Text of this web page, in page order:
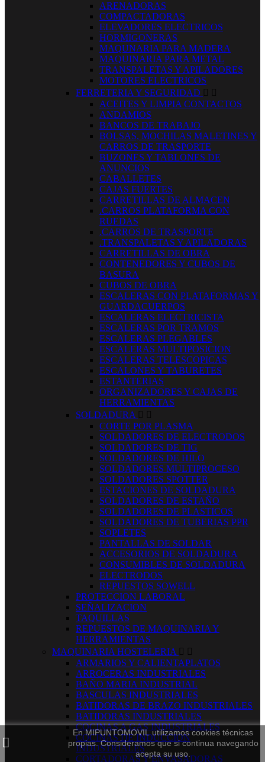
En MIPUNTOMOVIL utilizamos cookies técnicas
propias. Consideramos que si continua navegando
acepta su uso.
ARENADORAS
COMPACTADORAS
ELEVADORES ELECTRICOS
HORMIGONERAS
MAQUNARIA PARA MADERA
MAQUINARIA PARA METAL
TRANSPALETAS Y APILADORES
MOTORES ELECTRICOS
FERRETERIA Y SEGURIDAD  
ACEITES Y LIMPIA CONTACTOS
ANDAMIOS
BANCOS DE TRABAJO
BOLSAS, MOCHILAS MALETINES Y
CARROS DE TRASPORTE
BUZONES Y TABLONES DE
ANUNCIOS
CABALLETES
CAJAS FUERTES
CARRETILLAS DE ALMACEN
.CARROS PLATAFORMA CON
RUEDAS
.CARROS DE TRASPORTE
.TRANSPALETAS Y APILADORAS
CARRETILLAS DE OBRA
CONTENEDORES Y CUBOS DE
BASURA
CUBOS DE OBRA
ESCALERAS CON PLATAFORMAS Y
GUARDACUERPOS
ESCALERAS ELECTRICISTA
ESCALERAS POR TRAMOS
ESCALERAS PLEGABLES
ESCALERAS MULTIPOSICION
ESCALERAS TELESCOPICAS
ESCALONES Y TABURETES
ESTANTERIAS
ORGANIZADORES Y CAJAS DE
HERRAMIENTAS
SOLDADURA  
CORTE POR PLASMA
SOLDADORES DE ELECTRODOS
SOLDADORES DE TIG
SOLDADORES DE HILO
SOLDADORES MULTIPROCESO
SOLDADORES SPOTTER
ESTACIONES DE SOLDADURA
SOLDADORES DE ESTAÑO
SOLDADORES DE PLASTICOS
SOLDADORES DE TUBERIAS PPR
SOPLETES
PANTALLAS DE SOLDAR
ACCESORIOS DE SOLDADURA
CONSUMIBLES DE SOLDADURA
ELECTRODOS
REPUESTOS SOWELL
PROTECCION LABORAL
SEÑALIZACION
TAQUILLAS
REPUESTOS DE MAQUINARIA Y
HERRAMIENTAS
MAQUINARIA HOSTELERIA  
ARMARIOS Y CALIENTAPLATOS
ARROCERAS INDUSTRIALES
BAÑO MARIA INDUSTRIAL
BASCULAS INDUSTRIALES
BATIDORAS DE BRAZO INDUSTRIALES
BATIDORAS INDUSTRIALES
COCINAS A GAS INDUSTRIALES
COCINAS DE INDUCCION
INDUSTRIALES
CORTADORAS Y ENVASADORAS